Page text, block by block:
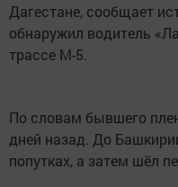
Дагестане, сообщает
обнаружил водитель
трассе М-5.
По словам бывшего
дней назад. До
попутках, а затем шёл